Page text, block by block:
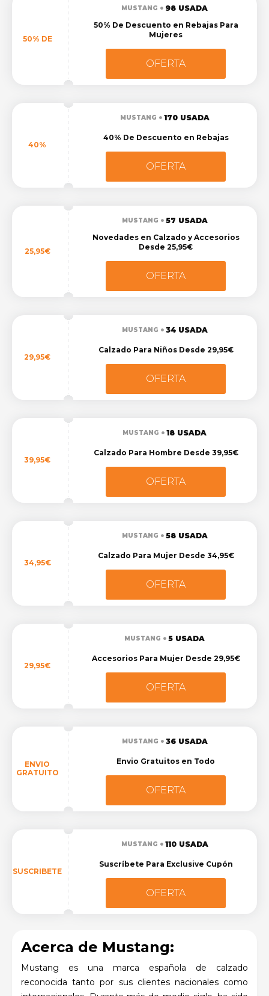
50% DE
MUSTANG
98 USADA
50% De Descuento en Rebajas Para
Mujeres
OFERTA
40%
MUSTANG 170 USADA
40% De Descuento en Rebajas
OFERTA
25,95€
MUSTANG
57 USADA
Novedades en Calzado y Accesorios
Desde 25,95€
OFERTA
29,95€
MUSTANG 34 USADA
Calzado Para Niños Desde 29,95€
OFERTA
39,95€
MUSTANG 18 USADA
Calzado Para Hombre Desde 39,95€
OFERTA
34,95€
MUSTANG 58 USADA
Calzado Para Mujer Desde 34,95€
OFERTA
29,95€
MUSTANG 5 USADA
Accesorios Para Mujer Desde 29,95€
OFERTA
ENVIO
GRATUITO
MUSTANG 36 USADA
Envio Gratuitos en Todo
OFERTA
SUSCRIBETE
MUSTANG 110 USADA
Suscríbete Para Exclusive Cupón
OFERTA
Acerca de Mustang:
Mustang es una marca española de calzado
reconocida tanto por sus clientes nacionales como